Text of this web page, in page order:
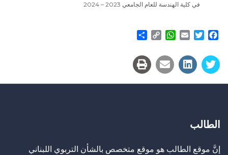
في كلية الهندسة للعام الجامعي 2023 – 2024
Facebook
Twitter
Email
WhatsApp
Copy
الطالب
إنَّ موقع الطالب هو موقع متخصص بالشأن التربوي اللبناني